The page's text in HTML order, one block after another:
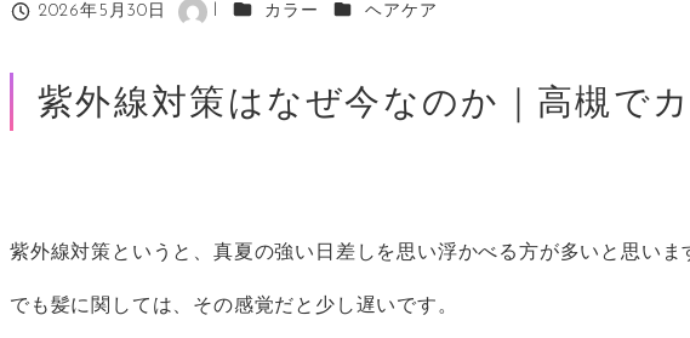
投稿日
2026年5月30日
著
l カテゴリー
カラー カテゴリー
ヘアケア
紫外線対策はなぜ今なのか｜高槻で
紫外線対策というと、真夏の強い日差しを思い浮かべる方が多いと思いま
でも髪に関しては、その感覚だと少し遅いです。